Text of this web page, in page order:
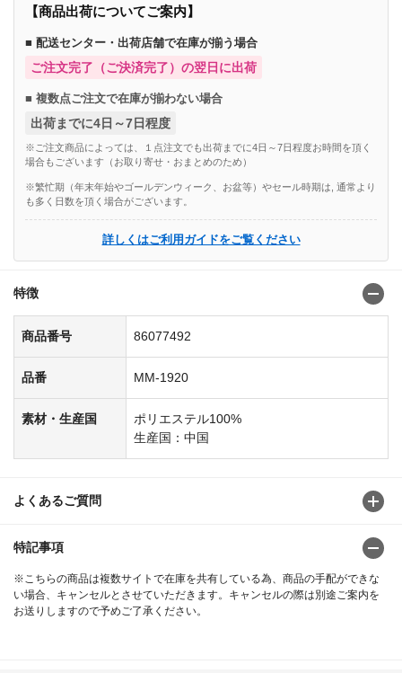
【商品出荷についてご案内】
■ 配送センター・出荷店舗で在庫が揃う場合
ご注文完了（ご決済完了）の翌日に出荷
■ 複数点ご注文で在庫が揃わない場合
出荷までに4日～7日程度
※ご注文商品によっては、１点注文でも出荷までに4日～7日程度お時間を頂く
場合もございます（お取り寄せ・おまとめのため）
※繁忙期（年末年始やゴールデンウィーク、お盆等）やセール時期は, 通常より
も多く日数を頂く場合がございます。
詳しくはご利用ガイドをご覧ください
特徴
商品番号 86077492
品番 MM-1920
素材・生産国
ポリエステル100%
生産国：中国
よくあるご質問
特記事項
※こちらの商品は複数サイトで在庫を共有している為、商品の手配ができな
い場合、キャンセルとさせていただきます。キャンセルの際は別途ご案内を
お送りしますので予めご了承ください。